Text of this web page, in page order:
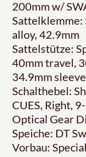
200mm w/
Sattelklemme:
alloy, 42.9mm
Sattelstütze:
40mm travel,
34.9mm sleeve
Schalthebel:
CUES, Right,
Optical Gear
Speiche: DT
Vorbau: